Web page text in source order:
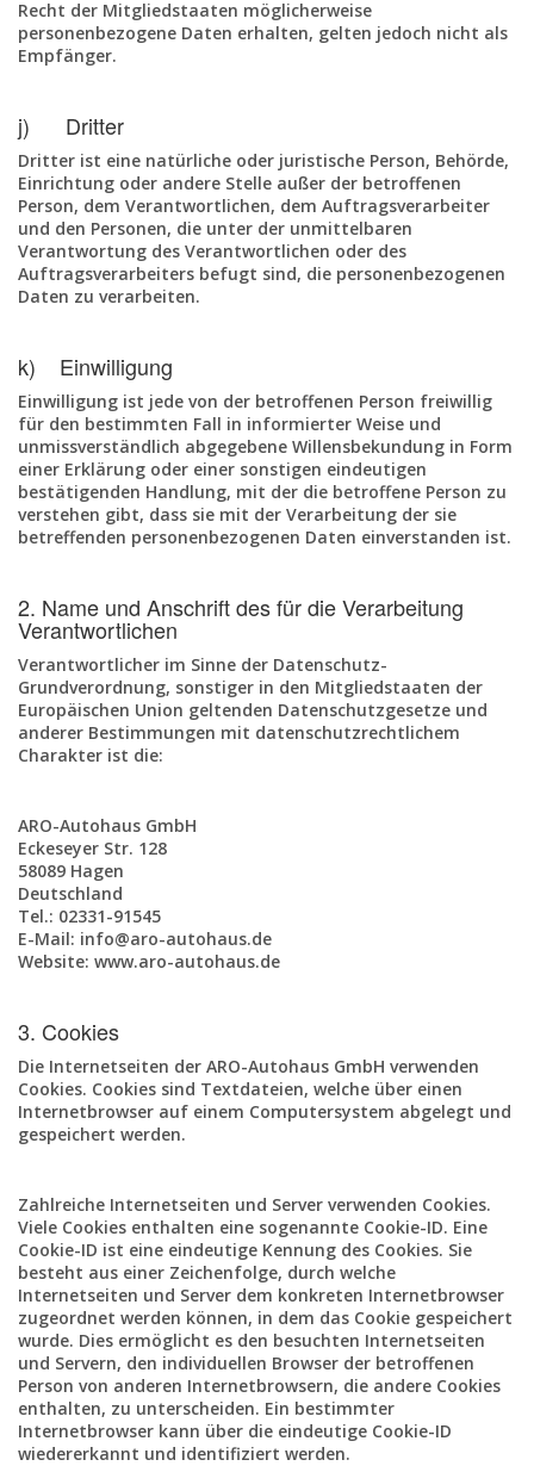
Recht der Mitgliedstaaten möglicherweise
personenbezogene Daten erhalten, gelten jedoch nicht als
Empfänger.
j) Dritter
Dritter ist eine natürliche oder juristische Person, Behörde,
Einrichtung oder andere Stelle außer der betroffenen
Person, dem Verantwortlichen, dem Auftragsverarbeiter
und den Personen, die unter der unmittelbaren
Verantwortung des Verantwortlichen oder des
Auftragsverarbeiters befugt sind, die personenbezogenen
Daten zu verarbeiten.
k) Einwilligung
Einwilligung ist jede von der betroffenen Person freiwillig
für den bestimmten Fall in informierter Weise und
unmissverständlich abgegebene Willensbekundung in Form
einer Erklärung oder einer sonstigen eindeutigen
bestätigenden Handlung, mit der die betroffene Person zu
verstehen gibt, dass sie mit der Verarbeitung der sie
betreffenden personenbezogenen Daten einverstanden ist.
2. Name und Anschrift des für die Verarbeitung
Verantwortlichen
Verantwortlicher im Sinne der Datenschutz-
Grundverordnung, sonstiger in den Mitgliedstaaten der
Europäischen Union geltenden Datenschutzgesetze und
anderer Bestimmungen mit datenschutzrechtlichem
Charakter ist die:
ARO-Autohaus GmbH
Eckeseyer Str. 128
58089 Hagen
Deutschland
Tel.: 02331-91545
E-Mail: info@aro-autohaus.de
Website: www.aro-autohaus.de
3. Cookies
Die Internetseiten der ARO-Autohaus GmbH verwenden
Cookies. Cookies sind Textdateien, welche über einen
Internetbrowser auf einem Computersystem abgelegt und
gespeichert werden.
Zahlreiche Internetseiten und Server verwenden Cookies.
Viele Cookies enthalten eine sogenannte Cookie-ID. Eine
Cookie-ID ist eine eindeutige Kennung des Cookies. Sie
besteht aus einer Zeichenfolge, durch welche
Internetseiten und Server dem konkreten Internetbrowser
zugeordnet werden können, in dem das Cookie gespeichert
wurde. Dies ermöglicht es den besuchten Internetseiten
und Servern, den individuellen Browser der betroffenen
Person von anderen Internetbrowsern, die andere Cookies
enthalten, zu unterscheiden. Ein bestimmter
Internetbrowser kann über die eindeutige Cookie-ID
wiedererkannt und identifiziert werden.